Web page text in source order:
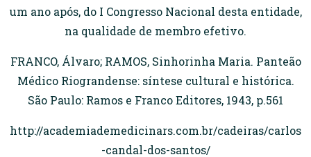
um ano após, do I Congresso Nacional desta entidade,
na qualidade de membro efetivo.
FRANCO, Álvaro; RAMOS, Sinhorinha Maria. Panteão
Médico Riograndense: síntese cultural e histórica.
São Paulo: Ramos e Franco Editores, 1943, p.561
http://academiademedicinars.com.br/cadeiras/carlos
-candal-dos-santos/